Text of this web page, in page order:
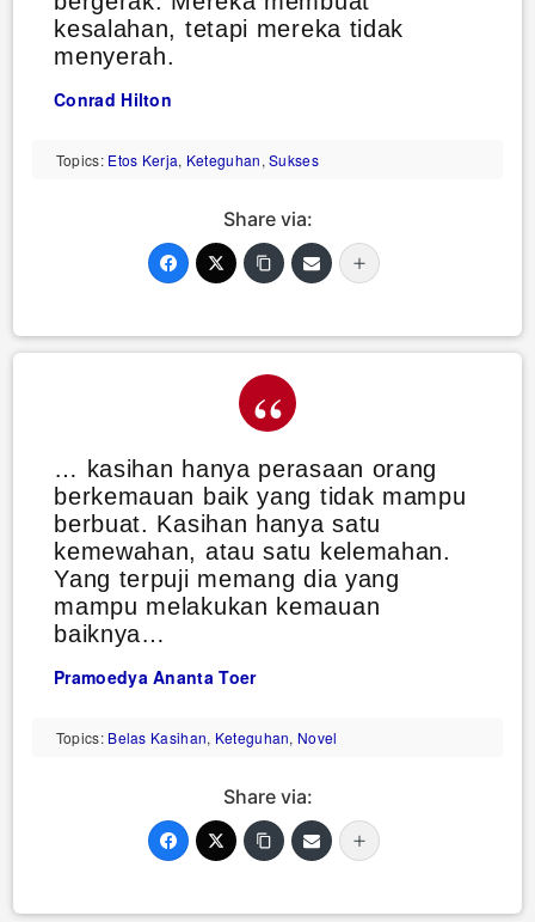
kesalahan, tetapi mereka tidak
menyerah.
Conrad Hilton
Topics: Etos Kerja, Keteguhan,Sukses
Share via:
… kasihan hanya perasaan orang
berkemauan baik yang tidak mampu
berbuat. Kasihan hanya satu
kemewahan, atau satu kelemahan.
Yang terpuji memang dia yang
mampu melakukan kemauan
baiknya…
Pramoedya Ananta Toer
Topics: Belas Kasihan, Keteguhan, Novel
Share via: